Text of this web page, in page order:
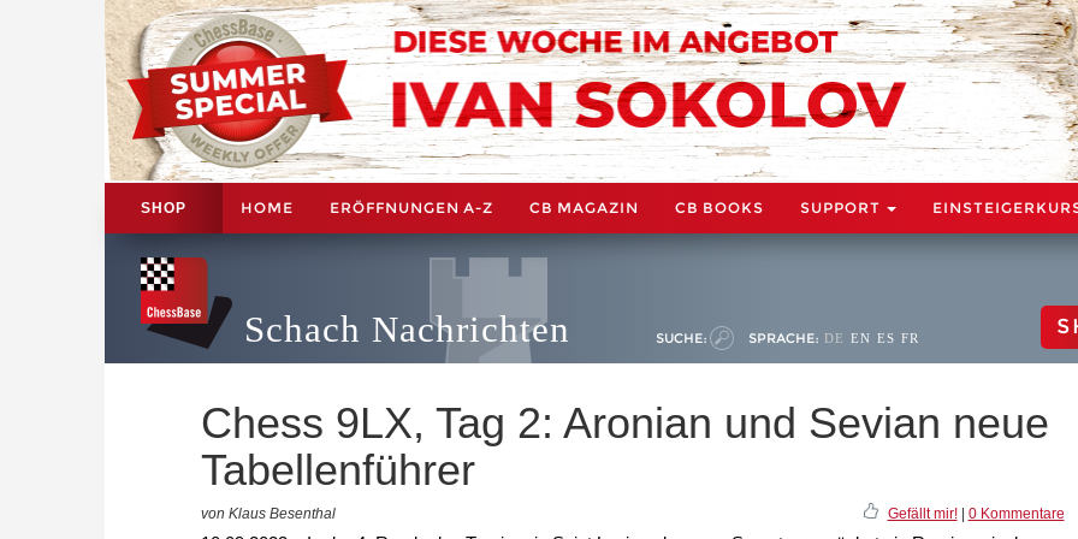
SHOP HOME ERÖFFNUNGEN A-Z CB MAGAZIN CB BOOKS SUPPORT
Schach Nachrichten SUCHE: SPRACHE: DE EN ES FR
Chess 9LX, Tag 2: Aronian und Sevian neue
Tabellenführer
von Klaus Besenthal Gefällt mir!| 0 Kommentare